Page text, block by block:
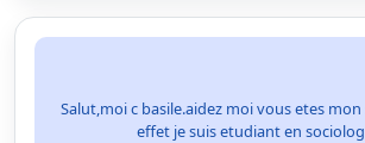
Salut,moi c basile.aidez moi vous etes
effet je suis etudiant en